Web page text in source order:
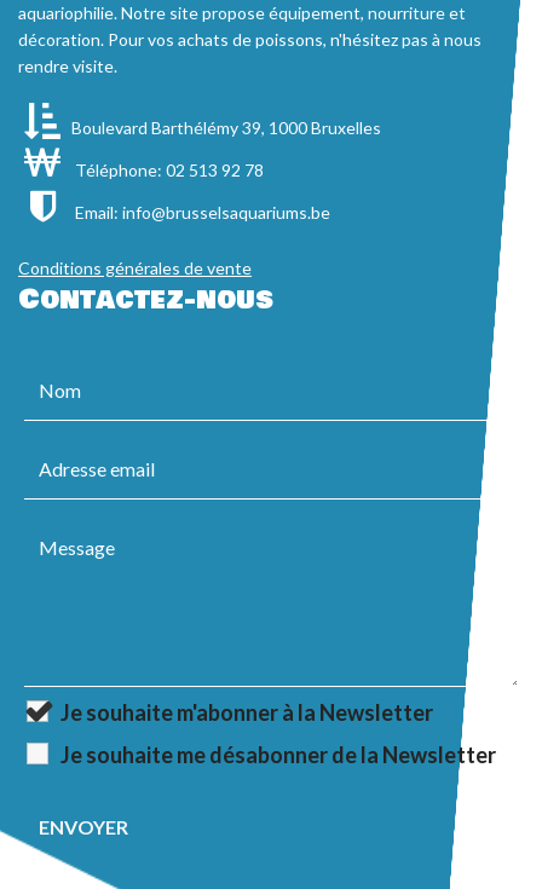
aquariophilie. Notre site propose équipement, nourriture et
décoration. Pour vos achats de poissons, n'hésitez pas à nous
rendre visite.
Boulevard Barthélémy 39, 1000 Bruxelles
Téléphone: 02 513 92 78
Email: info@brusselsaquariums.be
Conditions générales de vente
Contactez-nous
Je souhaite m'abonner à la Newsletter
Je souhaite me désabonner de la Newsletter